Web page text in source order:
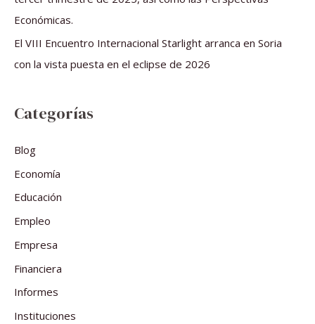
Económicas.
El VIII Encuentro Internacional Starlight arranca en Soria
con la vista puesta en el eclipse de 2026
Categorías
Blog
Economía
Educación
Empleo
Empresa
Financiera
Informes
Instituciones